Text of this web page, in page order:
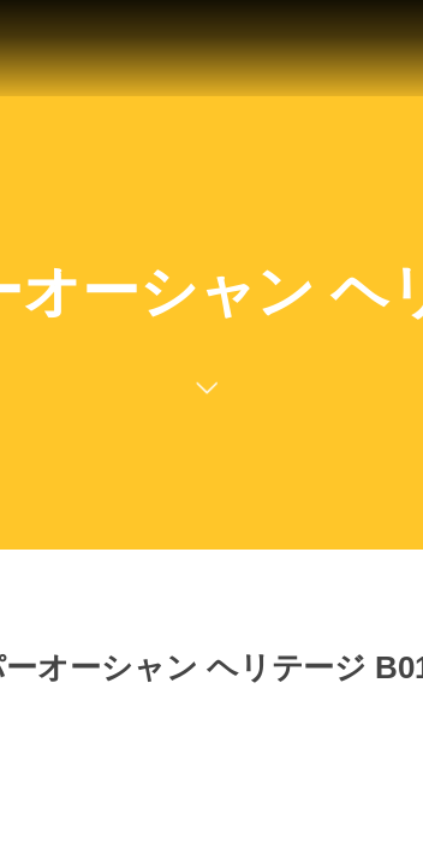
オーシャン ヘ
オーシャン ヘリテージ